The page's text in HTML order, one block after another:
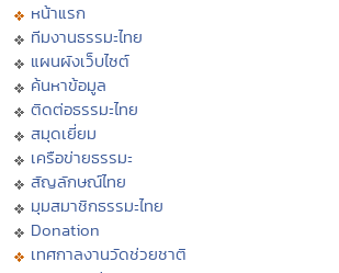
หน้าแรก
ทีมงานธรรมะไทย
แผนผังเว็บไซต์
ค้นหาข้อมูล
ติดต่อธรรมะไทย
สมุดเยี่ยม
เครือข่ายธรรมะ
สัญลักษณ์ไทย
มุมสมาชิกธรรมะไทย
Donation
เทศกาลงานวัดช่วยชาติ